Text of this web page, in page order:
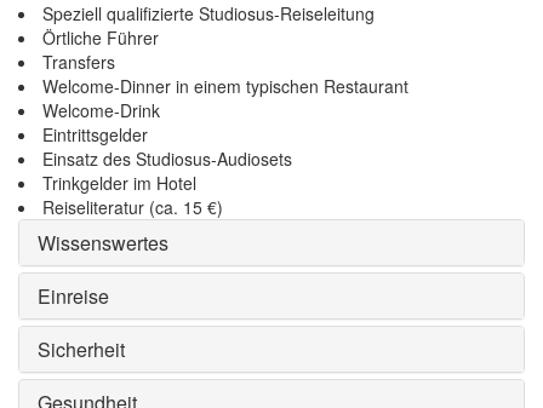
Speziell qualifizierte Studiosus-Reiseleitung
Örtliche Führer
Transfers
Welcome-Dinner in einem typischen Restaurant
Welcome-Drink
Eintrittsgelder
Einsatz des Studiosus-Audiosets
Trinkgelder im Hotel
Reiseliteratur (ca. 15 €)
Wissenswertes
Einreise
Sicherheit